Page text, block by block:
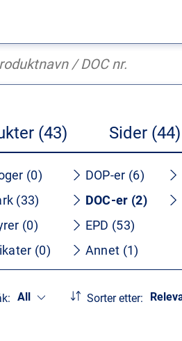
(43) Sider (44)
(0)
(33)
(0)
(0)
DOP-er (6)
DOC-er (2)
EPD (53)
Annet (1)
All Sorter etter: